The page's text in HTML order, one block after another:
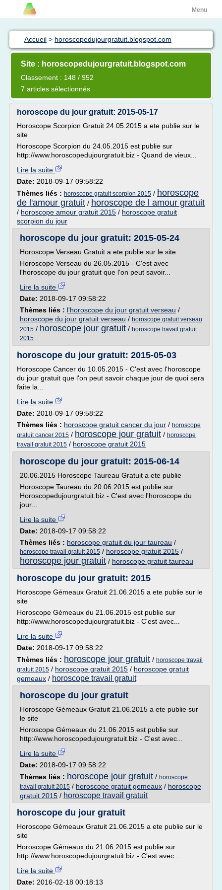
Menu
Accueil > horoscopedujourgratuit.blogspot.com
Site : horoscopedujourgratuit.blogspot.com
Classement : 148 / 952
7 articles sélectionnés
horoscope du jour gratuit: 2015-05-17
Horoscope Scorpion Gratuit 24.05.2015 a ete publie sur le
site
Horoscope Scorpion du 24.05.2015 est publie sur
http://www.horoscopedujourgratuit.biz - Quand de vieux...
Lire la suite
Date: 2018-09-17 09:58:22
Thèmes liés : horoscope gratuit scorpion 2015 / horoscope
de l'amour gratuit / horoscope de l amour gratuit
/ horoscope amour gratuit 2015 / horoscope gratuit
scorpion du jour
horoscope du jour gratuit: 2015-05-24
Horoscope Verseau Gratuit a ete publie sur le site
Horoscope Verseau du 26.05.2015 - C'est avec
l'horoscope du jour gratuit que l'on peut savoir...
Lire la suite
Date: 2018-09-17 09:58:22
Thèmes liés : l'horoscope du jour gratuit verseau /
horoscope du jour gratuit verseau / horoscope gratuit verseau
2015 / horoscope jour gratuit / horoscope travail gratuit
2015
horoscope du jour gratuit: 2015-05-03
Horoscope Cancer du 10.05.2015 - C'est avec l'horoscope
du jour gratuit que l'on peut savoir chaque jour de quoi sera
faite la...
Lire la suite
Date: 2018-09-17 09:58:22
Thèmes liés : horoscope gratuit cancer du jour / horoscope
gratuit cancer 2015 / horoscope jour gratuit / horoscope
travail gratuit 2015 / horoscope gratuit 2015
horoscope du jour gratuit: 2015-06-14
20.06.2015 Horoscope Taureau Gratuit a ete publie
Horoscope Taureau du 20.06.2015 est publie sur
Horoscopedujourgratuit.biz - C'est avec l'horoscope du
jour...
Lire la suite
Date: 2018-09-17 09:58:22
Thèmes liés : horoscope gratuit du jour taureau /
horoscope travail gratuit 2015 / horoscope gratuit 2015 /
horoscope jour gratuit / horoscope gratuit taureau
horoscope du jour gratuit: 2015
Horoscope Gémeaux Gratuit 21.06.2015 a ete publie sur le
site
Horoscope Gémeaux du 21.06.2015 est publie sur
http://www.horoscopedujourgratuit.biz - C'est avec...
Lire la suite
Date: 2018-09-17 09:58:22
Thèmes liés : horoscope jour gratuit / horoscope travail
gratuit 2015 / horoscope gratuit 2015 / horoscope gratuit
gemeaux / horoscope travail gratuit
horoscope du jour gratuit
Horoscope Gémeaux Gratuit 21.06.2015 a ete publie sur
le site
Horoscope Gémeaux du 21.06.2015 est publie sur
http://www.horoscopedujourgratuit.biz - C'est avec...
Lire la suite
Date: 2018-09-17 09:58:22
Thèmes liés : horoscope jour gratuit / horoscope
travail gratuit 2015 / horoscope gratuit gemeaux / horoscope
gratuit 2015 / horoscope travail gratuit
horoscope du jour gratuit
Horoscope Gémeaux Gratuit 21.06.2015 a ete publie sur le
site
Horoscope Gémeaux du 21.06.2015 est publie sur
http://www.horoscopedujourgratuit.biz - C'est avec...
Lire la suite
Date: 2016-02-18 00:18:13